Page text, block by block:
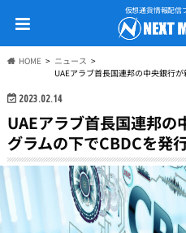
仮想通貨情報配信
HOME
ニュース
UAEアラブ首長国連邦の中央銀行
2023.02.14
UAEアラブ首長国連邦の
グラムの下でCBDCを発